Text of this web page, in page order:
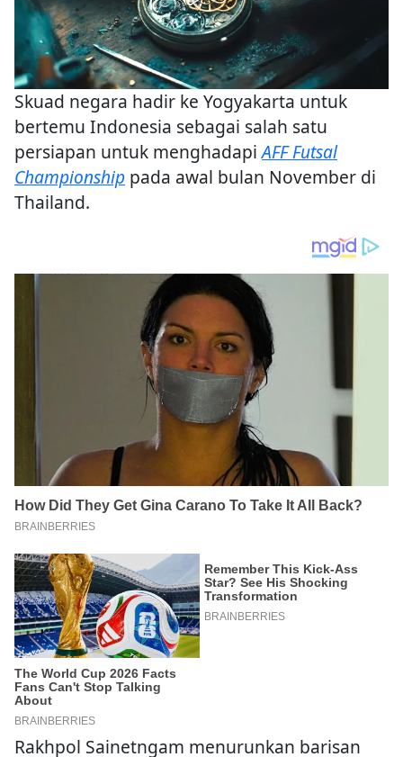
Skuad negara hadir ke Yogyakarta untuk
bertemu Indonesia sebagai salah satu
persiapan untuk menghadapiAFF Futsal
Championship pada awal bulan November di
Thailand.
Rakhpol Sainetngam menurunkan barisan